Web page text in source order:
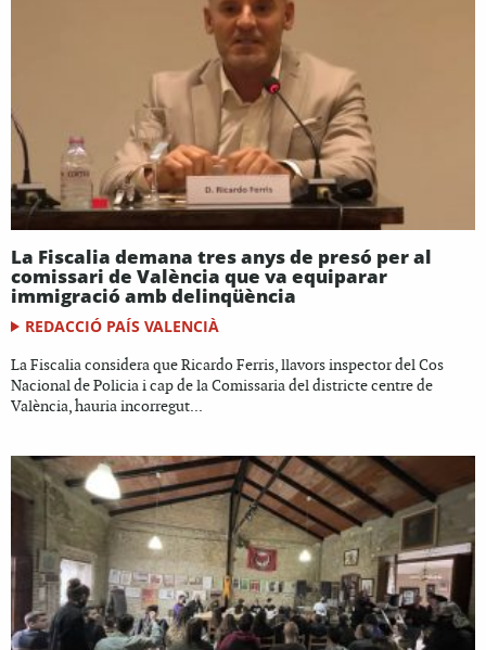
La Fiscalia demana tres anys de presó per al
comissari de València que va equiparar
immigració amb delinqüència
REDACCIÓ PAÍS VALENCIÀ
La Fiscalia considera que Ricardo Ferris, llavors inspector del Cos
Nacional de Policia i cap de la Comissaria del districte centre de
València, hauria incorregut...